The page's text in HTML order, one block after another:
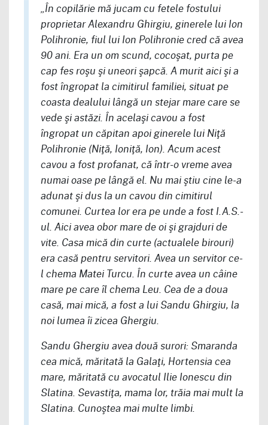
„În copilărie mă jucam cu fetele fostului
proprietar Alexandru Ghirgiu, ginerele lui Ion
Polihronie, fiul lui Ion Polihronie cred că avea
90 ani. Era un om scund, cocoşat, purta pe
cap fes roşu şi uneori şapcă. A murit aici şi a
fost îngropat la cimitirul familiei, situat pe
coasta dealului lângă un stejar mare care se
vede şi astăzi. În acelaşi cavou a fost
îngropat un căpitan apoi ginerele lui Niţă
Polihronie (Niţă, Ioniţă, Ion). Acum acest
cavou a fost profanat, că într-o vreme avea
numai oase pe lângă el. Nu mai ştiu cine le-a
adunat şi dus la un cavou din cimitirul
comunei. Curtea lor era pe unde a fost I.A.S.-
ul. Aici avea obor mare de oi şi grajduri de
vite. Casa mică din curte (actualele birouri)
era casă pentru servitori. Avea un servitor ce-
l chema Matei Turcu. În curte avea un câine
mare pe care îl chema Leu. Cea de a doua
casă, mai mică, a fost a lui Sandu Ghirgiu, la
noi lumea îi zicea Ghergiu.
Sandu Ghergiu avea două surori: Smaranda
cea mică, măritată la Galaţi, Hortensia cea
mare, măritată cu avocatul Ilie Ionescu din
Slatina. Sevastiţa, mama lor, trăia mai mult la
Slatina. Cunoştea mai multe limbi.